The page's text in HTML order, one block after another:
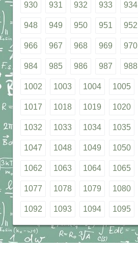
930 931 932 933 934
948 949 950 951 952
966 967 968 969 970
984 985 986 987 988
1002 1003 1004 1005
1017 1018 1019 1020
1032 1033 1034 1035
1047 1048 1049 1050
1062 1063 1064 1065
1077 1078 1079 1080
1092 1093 1094 1095